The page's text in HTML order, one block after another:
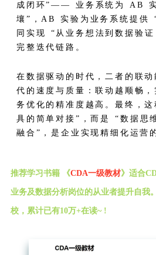
成闭环”—— 业务系统为 AB
壤”，AB 实验为业务系统提供
同实现 “从业务想法到数据验
完整迭代链路。
在数据驱动的时代，二者的联
代的速度与质量：联动越顺畅
务优化的精准度越高。最终，
具的简单对接”，而是 “数据思
融合”，是企业实现精细化运营
推荐学习书籍 《CDA一级教材》适合
业务及数据分析岗位的从业者提升自我
校，累计已有10万+在读~ !